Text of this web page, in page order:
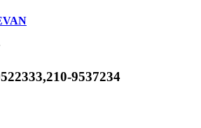
9537234